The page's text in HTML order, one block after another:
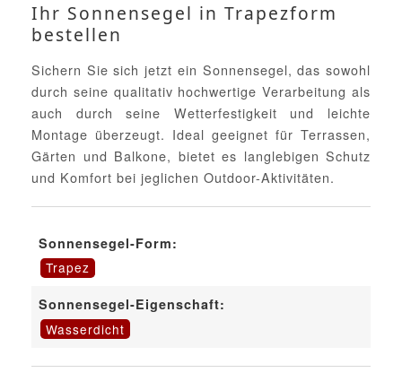
Ihr Sonnensegel in Trapezform
bestellen
Sichern Sie sich jetzt ein Sonnensegel, das sowohl
durch seine qualitativ hochwertige Verarbeitung als
auch durch seine Wetterfestigkeit und leichte
Montage überzeugt. Ideal geeignet für Terrassen,
Gärten und Balkone, bietet es langlebigen Schutz
und Komfort bei jeglichen Outdoor-Aktivitäten.
Sonnensegel-Form:
Trapez
Sonnensegel-Eigenschaft:
Wasserdicht